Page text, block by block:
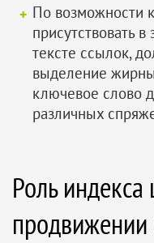
По возможности
присутствовать
тексте ссылок,
выделение
ключевое слово
различных
Роль индекса
продвижении